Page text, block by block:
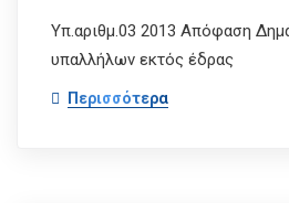
Υπ.αριθμ.03 2013 Απόφαση
υπαλλήλων εκτός έδρας
Περισσότερα